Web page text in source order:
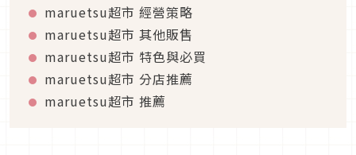
maruetsu超市 經營策略
maruetsu超市 其他販售
maruetsu超市 特色與必買
maruetsu超市 分店推薦
maruetsu超市 推薦